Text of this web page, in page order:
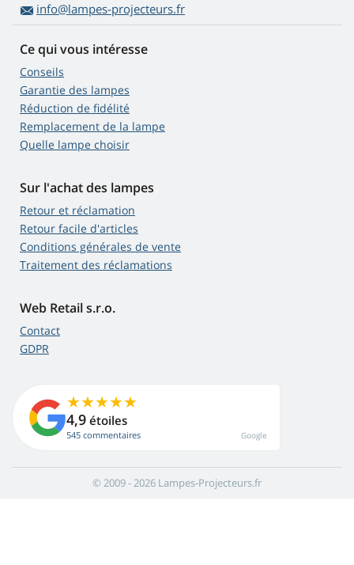
info@lampes-projecteurs.fr
Ce qui vous intéresse
Conseils
Garantie des lampes
Réduction de fidélité
Remplacement de la lampe
Quelle lampe choisir
Sur l'achat des lampes
Retour et réclamation
Retour facile d'articles
Conditions générales de vente
Traitement des réclamations
Web Retail s.r.o.
Contact
GDPR
4,9 étoiles
545 commentaires Google
© 2009 - 2026 Lampes-Projecteurs.fr